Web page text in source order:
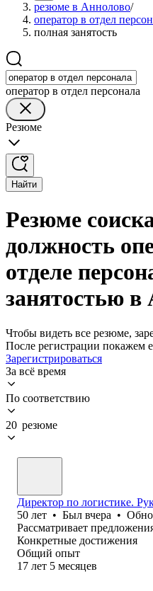
резюме в Аннолово/
оператор в отдел
полная занятость
оператор в отдел персонала
Резюме
Найти
Резюме
должность
отделе
занятостью в
Чтобы видеть все резюме,
После регистрации покажем
Зарегистрироваться
За всё время
По соответствию
20 резюме
Директор по логистике.
50 лет • Был вчера •
Рассматривает
Конкретные достижения
Общий опыт
17 лет 5 месяцев